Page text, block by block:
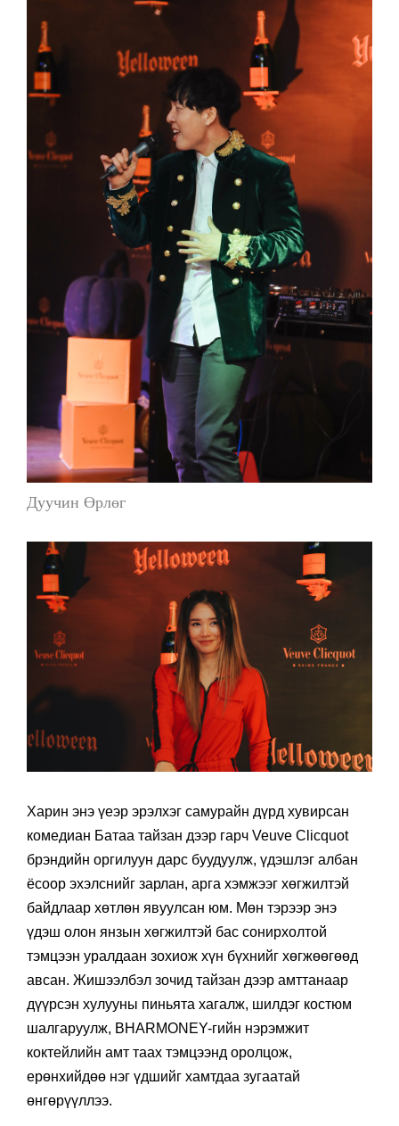
Дуучин Өрлөг
Харин энэ үеэр эрэлхэг самурайн дүрд хувирсан
комедиан Батаа тайзан дээр гарч Veuve Clicquot
брэндийн оргилуун дарс буудуулж, үдэшлэг албан
ёсоор эхэлснийг зарлан, арга хэмжээг хөгжилтэй
байдлаар хөтлөн явуулсан юм. Мөн тэрээр энэ
үдэш олон янзын хөгжилтэй бас сонирхолтой
тэмцээн уралдаан зохиож хүн бүхнийг хөгжөөгөөд
авсан. Жишээлбэл зочид тайзан дээр амттанаар
дүүрсэн хулууны пиньята хагалж, шилдэг костюм
шалгаруулж, BHARMONEY-гийн нэрэмжит
коктейлийн амт таах тэмцээнд оролцож,
ерөнхийдөө нэг үдшийг хамтдаа зугаатай
өнгөрүүллээ.